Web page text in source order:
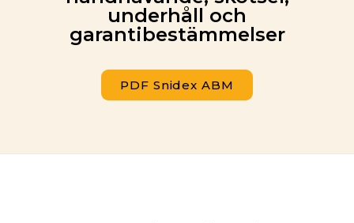
underhåll och
garantibestämmelser
PDF Snidex ABM